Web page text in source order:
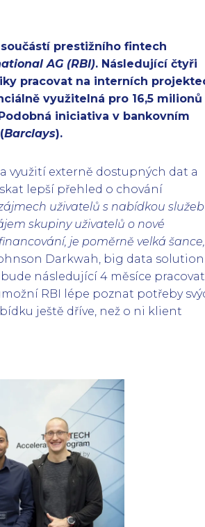
prestižního fintech
AG (RBI). Následující čtyři
pracovat na interních
využitelná pro 16,5 milionů
iniciativa v bankovním
Barclays).
využití externě dostupných dat a
lepší přehled o chování
uživatelů s nabídkou služeb
skupiny uživatelů o nové
je poměrně velká
Darkwah, big data solution
bude následující 4 měsíce
RBI lépe poznat potřeby
ještě dříve, než o ni klient